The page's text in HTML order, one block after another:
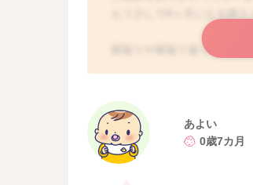
寝返りや寝返り返りはでき
ょうか？
頭や上半身を支える、肘か
半身を支えるようになります
これはなかなかバランス感
あよい
0歳7カ月